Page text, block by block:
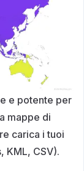
e potente per
mappe di
carica i tuoi
KML, CSV).